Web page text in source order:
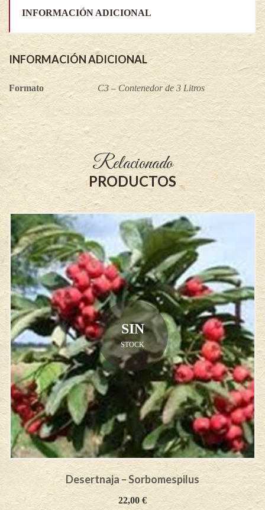
INFORMACIÓN ADICIONAL
INFORMACIÓN ADICIONAL
Formato C3 – Contenedor de 3 Litros
Relacionado
PRODUCTOS
SIN
STOCK
Desertnaja – Sorbomespilus
22,00€